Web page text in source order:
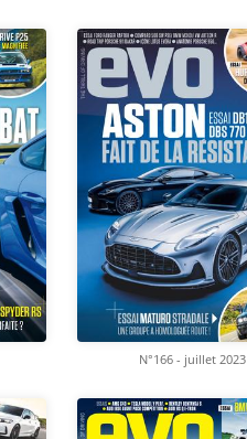
N°166 - juillet 2023